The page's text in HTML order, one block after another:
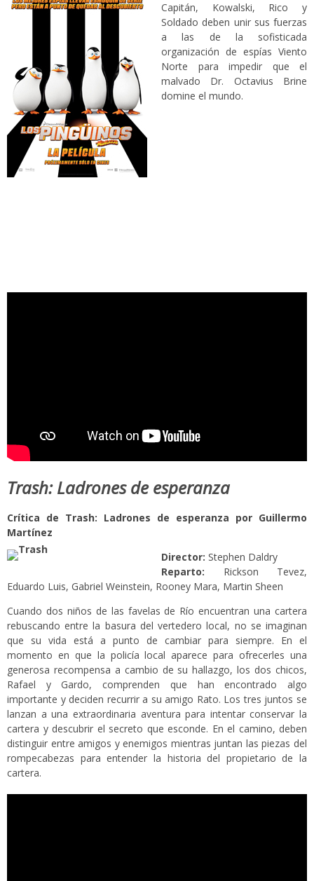
Capitán, Kowalski, Rico y
Soldado deben unir sus fuerzas
a las de la sofisticada
organización de espías Viento
Norte para impedir que el
malvado Dr. Octavius Brine
domine el mundo.
Trash: Ladrones de esperanza
Crítica de Trash: Ladrones de esperanza por Guillermo
Martínez
Director: Stephen Daldry
Reparto: Rickson Tevez,
Eduardo Luis, Gabriel Weinstein, Rooney Mara, Martin Sheen
Cuando dos niños de las favelas de Río encuentran una cartera
rebuscando entre la basura del vertedero local, no se imaginan
que su vida está a punto de cambiar para siempre. En el
momento en que la policía local aparece para ofrecerles una
generosa recompensa a cambio de su hallazgo, los dos chicos,
Rafael y Gardo, comprenden que han encontrado algo
importante y deciden recurrir a su amigo Rato. Los tres juntos se
lanzan a una extraordinaria aventura para intentar conservar la
cartera y descubrir el secreto que esconde. En el camino, deben
distinguir entre amigos y enemigos mientras juntan las piezas del
rompecabezas para entender la historia del propietario de la
cartera.